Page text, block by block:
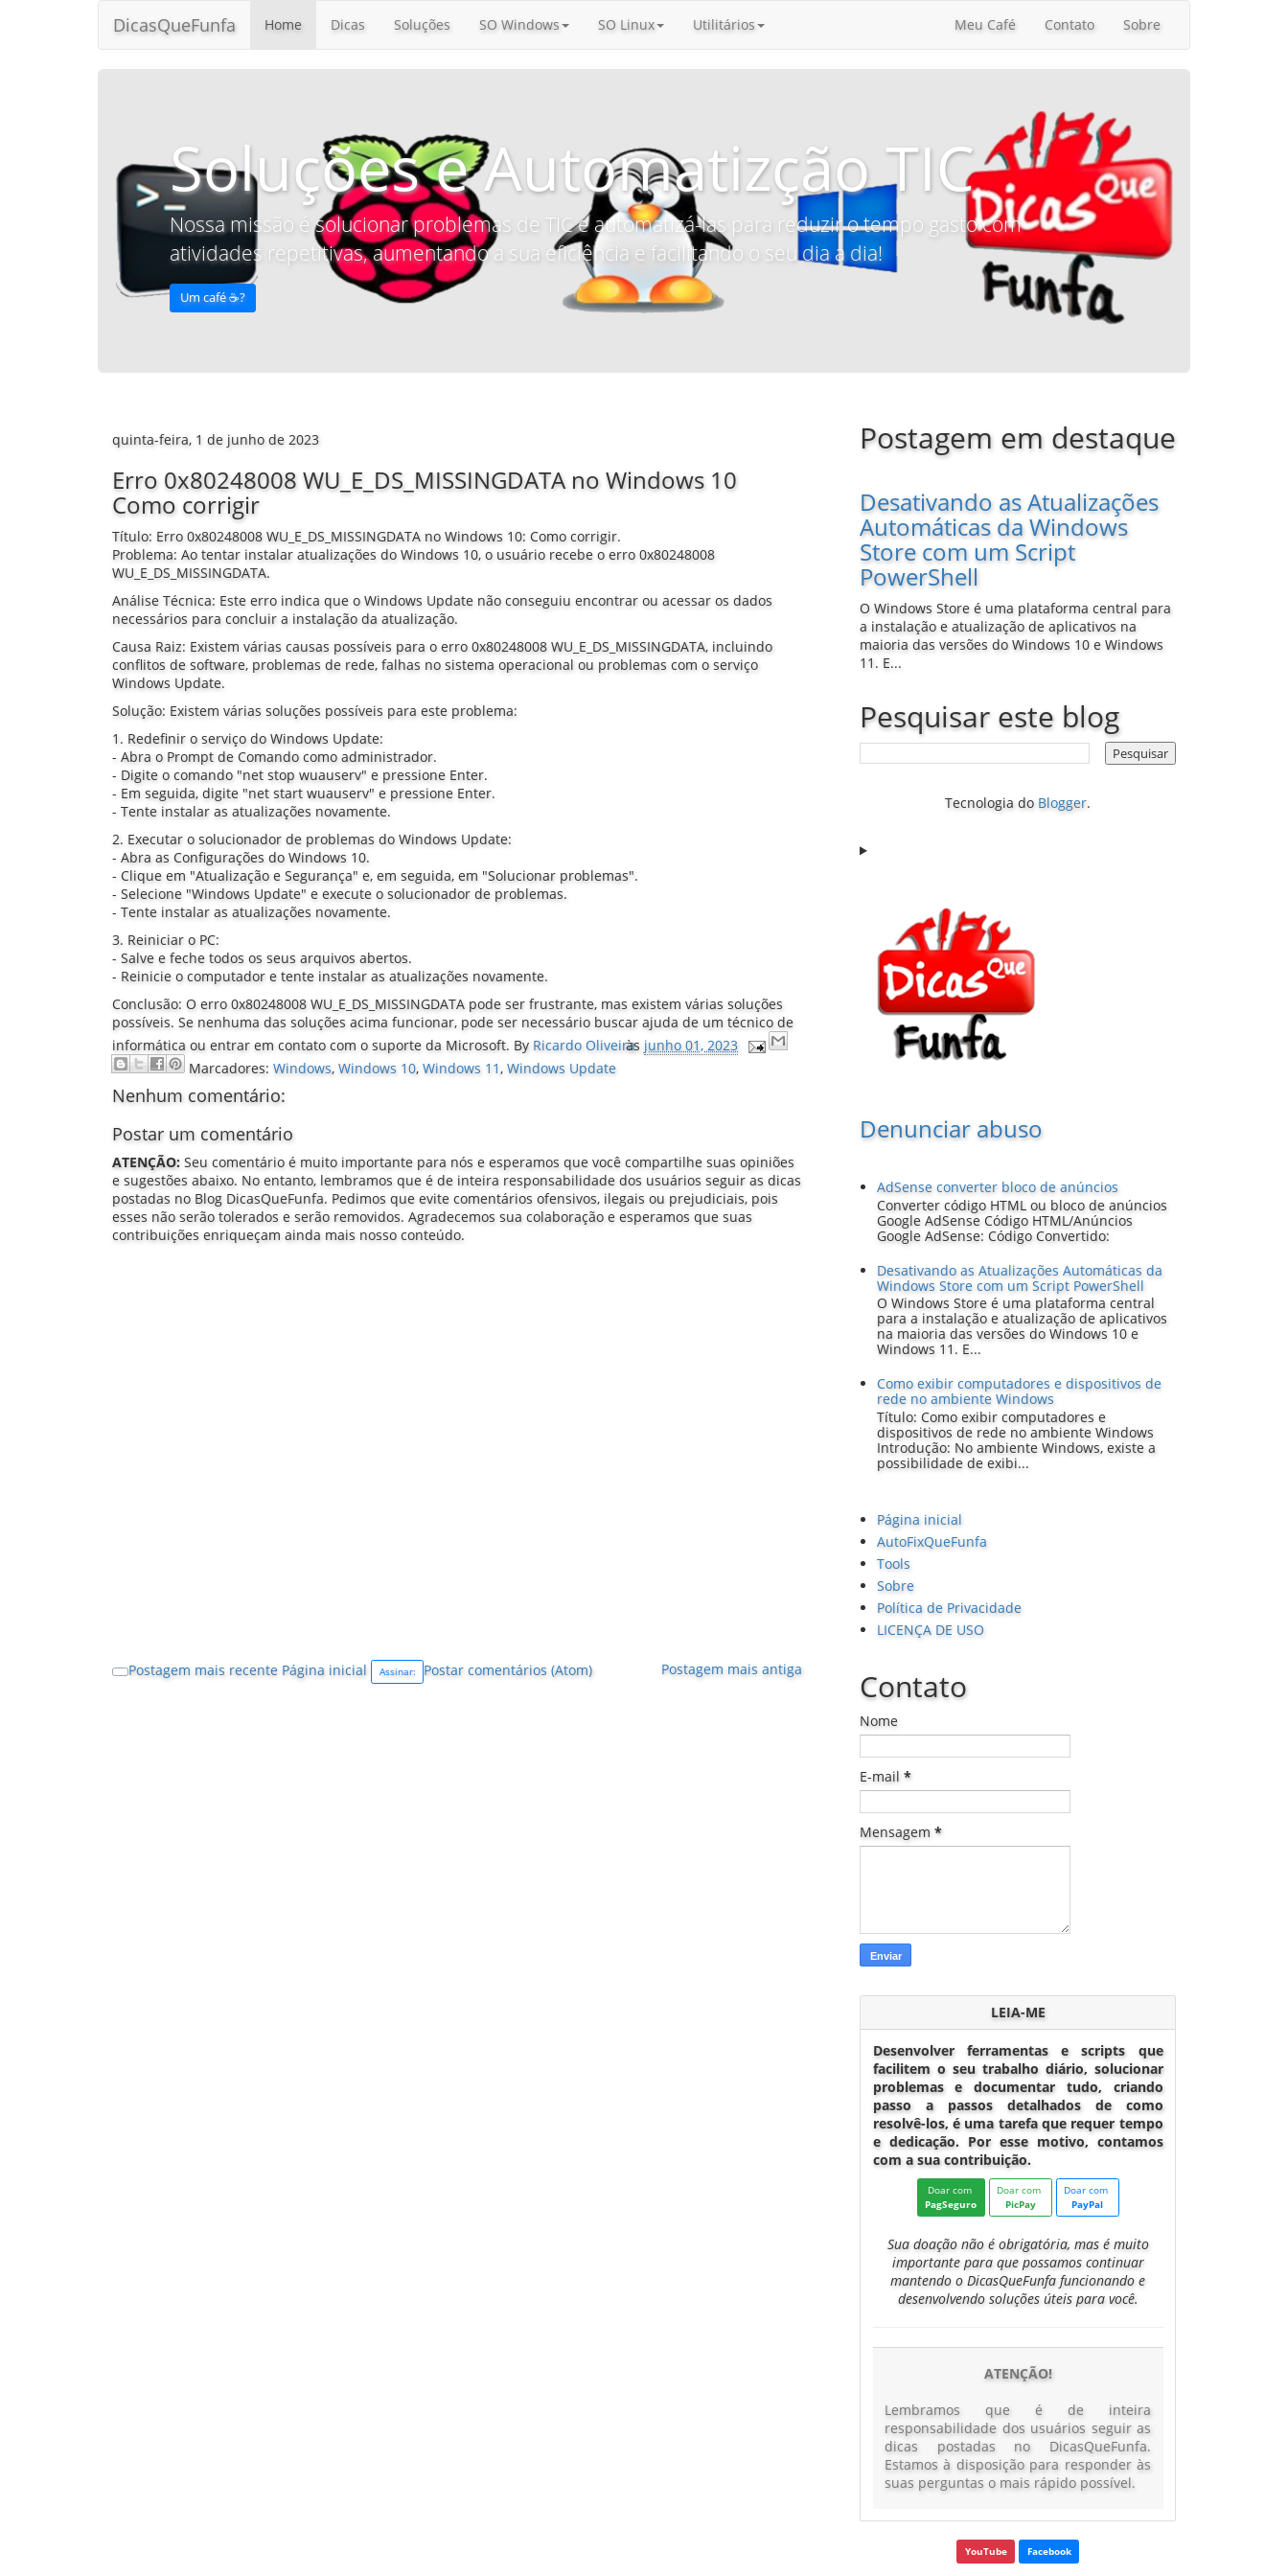
DicasQueFunfa Home Dicas Soluções SO Windows SO Linux Utilitários Meu Café Contato Sobre
Soluções e Automatizção TIC
Nossa missão é solucionar problemas de TIC e automatizá-las para reduzir o tempo gasto com
atividades repetitivas, aumentando a sua eficiência e facilitando o seu dia a dia!
Um café ☕️?
quinta-feira, 1 de junho de 2023
Erro 0x80248008 WU_E_DS_MISSINGDATA no Windows 10
Como corrigir
Título: Erro 0x80248008 WU_E_DS_MISSINGDATA no Windows 10: Como corrigir.
Problema: Ao tentar instalar atualizações do Windows 10, o usuário recebe o erro 0x80248008
WU_E_DS_MISSINGDATA.
Análise Técnica: Este erro indica que o Windows Update não conseguiu encontrar ou acessar os dados
necessários para concluir a instalação da atualização.
Causa Raiz: Existem várias causas possíveis para o erro 0x80248008 WU_E_DS_MISSINGDATA, incluindo
conflitos de software, problemas de rede, falhas no sistema operacional ou problemas com o serviço
Windows Update.
Solução: Existem várias soluções possíveis para este problema:
1. Redefinir o serviço do Windows Update:
- Abra o Prompt de Comando como administrador.
- Digite o comando "net stop wuauserv" e pressione Enter.
- Em seguida, digite "net start wuauserv" e pressione Enter.
- Tente instalar as atualizações novamente.
2. Executar o solucionador de problemas do Windows Update:
- Abra as Configurações do Windows 10.
- Clique em "Atualização e Segurança" e, em seguida, em "Solucionar problemas".
- Selecione "Windows Update" e execute o solucionador de problemas.
- Tente instalar as atualizações novamente.
3. Reiniciar o PC:
- Salve e feche todos os seus arquivos abertos.
- Reinicie o computador e tente instalar as atualizações novamente.
Conclusão: O erro 0x80248008 WU_E_DS_MISSINGDATA pode ser frustrante, mas existem várias soluções
possíveis. Se nenhuma das soluções acima funcionar, pode ser necessário buscar ajuda de um técnico de
informática ou entrar em contato com o suporte da Microsoft. By Ricardo Oliveira
às junho 01, 2023
Marcadores: Windows, Windows 10, Windows 11, Windows Update
Nenhum comentário:
Postar um comentário
ATENÇÃO: Seu comentário é muito importante para nós e esperamos que você compartilhe suas opiniões
e sugestões abaixo. No entanto, lembramos que é de inteira responsabilidade dos usuários seguir as dicas
postadas no Blog DicasQueFunfa. Pedimos que evite comentários ofensivos, ilegais ou prejudiciais, pois
esses não serão tolerados e serão removidos. Agradecemos sua colaboração e esperamos que suas
contribuições enriqueçam ainda mais nosso conteúdo.
Postagem mais recente Postagem mais antiga
Página inicial Assinar: Postar comentários (Atom)
Postagem em destaque
Desativando as Atualizações
Automáticas da Windows
Store com um Script
PowerShell
O Windows Store é uma plataforma central para
a instalação e atualização de aplicativos na
maioria das versões do Windows 10 e Windows
11. E...
Pesquisar este blog
Tecnologia do Blogger.
Denunciar abuso
AdSense converter bloco de anúncios
Converter código HTML ou bloco de anúncios
Google AdSense Código HTML/Anúncios
Google AdSense: Código Convertido:
Desativando as Atualizações Automáticas da
Windows Store com um Script PowerShell
O Windows Store é uma plataforma central
para a instalação e atualização de aplicativos
na maioria das versões do Windows 10 e
Windows 11. E...
Como exibir computadores e dispositivos de
rede no ambiente Windows
Título: Como exibir computadores e
dispositivos de rede no ambiente Windows
Introdução: No ambiente Windows, existe a
possibilidade de exibi...
Página inicial
AutoFixQueFunfa
Tools
Sobre
Política de Privacidade
LICENÇA DE USO
Contato
Nome
E-mail *
Mensagem *
LEIA-ME
Desenvolver ferramentas e scripts que
facilitem o seu trabalho diário, solucionar
problemas e documentar tudo, criando
passo a passos detalhados de como
resolvê-los, é uma tarefa que requer tempo
e dedicação. Por esse motivo, contamos
com a sua contribuição.
Doar com
PagSeguro
Doar com
PicPay
Doar com
PayPal
Sua doação não é obrigatória, mas é muito
importante para que possamos continuar
mantendo o DicasQueFunfa funcionando e
desenvolvendo soluções úteis para você.
ATENÇÃO!
Lembramos que é de inteira
responsabilidade dos usuários seguir as
dicas postadas no DicasQueFunfa.
Estamos à disposição para responder às
suas perguntas o mais rápido possível.
YouTube Facebook